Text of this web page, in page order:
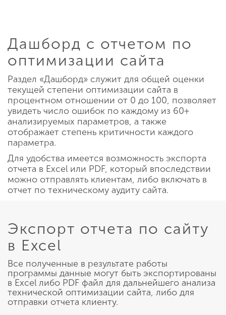
Дашборд с отчетом по
оптимизации сайта
Раздел «Дашборд» служит для общей оценки
текущей степени оптимизации сайта в
процентном отношении от 0 до 100, позволяет
увидеть число ошибок по каждому из 60+
анализируемых параметров, а также
отображает степень критичности каждого
параметра.
Для удобства имеется возможность экспорта
отчета в Excel или PDF, который впоследствии
можно отправлять клиентам, либо включать в
отчет по техническому аудиту сайта.
Экспорт отчета по сайту
в Excel
Все полученные в результате работы
программы данные могут быть экспортированы
в Excel либо PDF файл для дальнейшего анализа
технической оптимизации сайта, либо для
отправки отчета клиенту.